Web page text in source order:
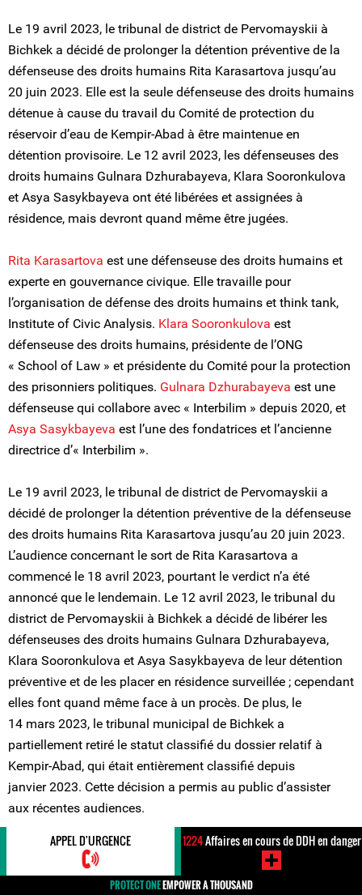
Le 19 avril 2023, le tribunal de district de Pervomayskii à
Bichkek a décidé de prolonger la détention préventive de la
défenseuse des droits humains Rita Karasartova jusqu’au
20 juin 2023. Elle est la seule défenseuse des droits humains
détenue à cause du travail du Comité de protection du
réservoir d’eau de Kempir-Abad à être maintenue en
détention provisoire. Le 12 avril 2023, les défenseuses des
droits humains Gulnara Dzhurabayeva, Klara Sooronkulova
et Asya Sasykbayeva ont été libérées et assignées à
résidence, mais devront quand même être jugées.
Rita Karasartova est une défenseuse des droits humains et
experte en gouvernance civique. Elle travaille pour
l’organisation de défense des droits humains et think tank,
Institute of Civic Analysis. Klara Sooronkulova est
défenseuse des droits humains, présidente de l’ONG
« School of Law » et présidente du Comité pour la protection
des prisonniers politiques. Gulnara Dzhurabayeva est une
défenseuse qui collabore avec « Interbilim » depuis 2020, et
Asya Sasykbayeva est l’une des fondatrices et l’ancienne
directrice d’« Interbilim ».
Le 19 avril 2023, le tribunal de district de Pervomayskii a
décidé de prolonger la détention préventive de la défenseuse
des droits humains Rita Karasartova jusqu’au 20 juin 2023.
L’audience concernant le sort de Rita Karasartova a
commencé le 18 avril 2023, pourtant le verdict n’a été
annoncé que le lendemain. Le 12 avril 2023, le tribunal du
district de Pervomayskii à Bichkek a décidé de libérer les
défenseuses des droits humains Gulnara Dzhurabayeva,
Klara Sooronkulova et Asya Sasykbayeva de leur détention
préventive et de les placer en résidence surveillée ; cependant
elles font quand même face à un procès. De plus, le
14 mars 2023, le tribunal municipal de Bichkek a
partiellement retiré le statut classifié du dossier relatif à
Kempir-Abad, qui était entièrement classifié depuis
janvier 2023. Cette décision a permis au public d’assister
aux récentes audiences.
La santé de Rita Karasarkova s’est gravement détériorée
depuis sa mise en détention en octobre 2022. Sa fille a
APPEL D'URGENCE 1224Affaires en cours de DDH en danger
PROTECT ONEEMPOWER A THOUSAND